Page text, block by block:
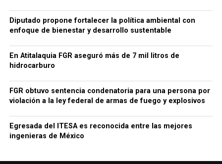
Diputado propone fortalecer la política ambiental con
enfoque de bienestar y desarrollo sustentable
En Atitalaquia FGR aseguró más de 7 mil litros de
hidrocarburo
FGR obtuvo sentencia condenatoria para una persona por
violación a la ley federal de armas de fuego y explosivos
Egresada del ITESA es reconocida entre las mejores
ingenieras de México